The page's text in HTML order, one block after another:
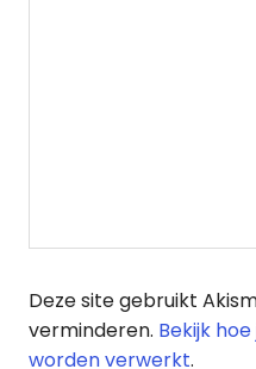
Deze site gebruikt
verminderen. Bekijk
worden verwerkt.